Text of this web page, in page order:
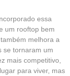
essa
um rooftop bem
melhora a
se tornaram um
mais competitivo,
para viver, mas